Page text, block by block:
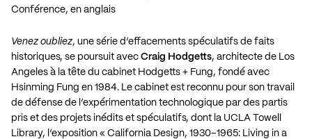
Conférence, en anglais
Venez oubliez, une série d’effacements spéculatifs de faits
historiques, se poursuit avec Craig Hodgetts, architecte de Los
Angeles à la tête du cabinet Hodgetts + Fung, fondé avec
Hsinming Fung en 1984. Le cabinet est reconnu pour son travail
de défense de l’expérimentation technologique par des partis
pris et des projets inédits et spéculatifs, dont la UCLA Towell
Library, l’exposition « California Design, 1930–1965: Living in a